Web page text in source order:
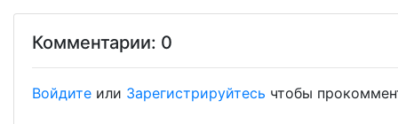
Комментарии: 0
Войдите или Зарегистрируйтесь чтобы